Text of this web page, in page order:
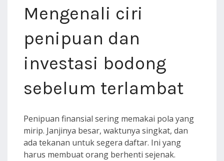
Mengenali ciri
penipuan dan
investasi bodong
sebelum terlambat
Penipuan finansial sering memakai pola yang
mirip. Janjinya besar, waktunya singkat, dan
ada tekanan untuk segera daftar. Ini yang
harus membuat orang berhenti sejenak.